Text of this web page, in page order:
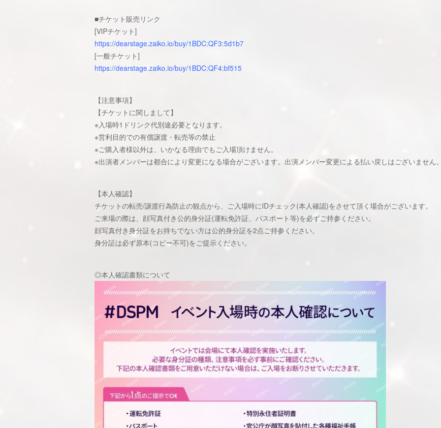
■チケット販売リンク
[VIPチケット]
https://dearstage.zaiko.io/buy/1BDC:QF3:5d1b7
[一般チケット]
https://dearstage.zaiko.io/buy/1BDC:QF4:bf515
【注意事項】
【チケットに関しまして】
※入場時1ドリンク代別途必要となります。
※営利目的での有償譲渡・転売等の禁止
※ご購入者様以外は、いかなる理由でもご入場頂けません。
※出演者メンバーは都合により変更になる場合がございます。出演メンバー変更による払い戻しはございません
【本人確認】
チケットの転売/譲渡行為防止の観点から、ご入場時にIDチェック(本人確認)をさせて頂く場合がございます。
ご来場の際は、顔写真付き公的身分証(運転免許証、パスポート等)を必ずご持参ください。
顔写真付き身分証をお持ちでない方は公的身分証を2点ご持参ください。
身分証は必ず原本(コピー不可)をご提示ください。
◎本人確認書類について